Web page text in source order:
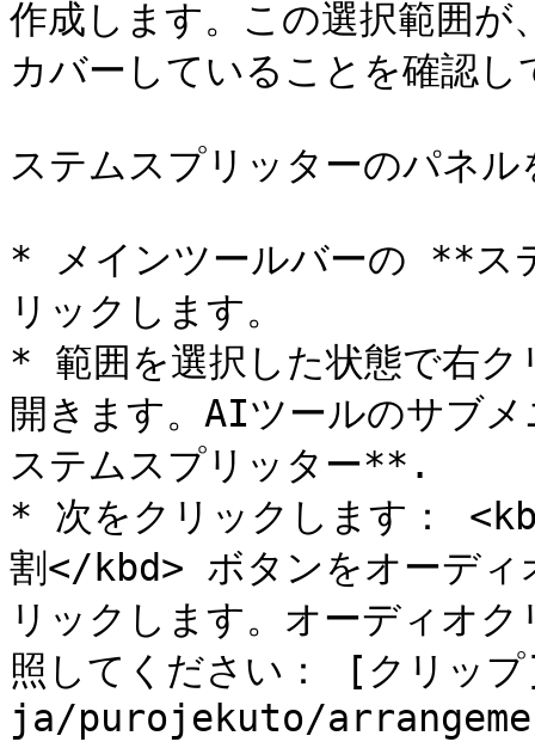
作成します。この選択範囲
カバーしていることを確認し
ステムスプリッターのパネ
* メインツールバーの **ス
リックします。
* 範囲を選択した状態で右ク
開きます。AIツールのサブ
ステムスプリッター**.
* 次をクリックします：
割</kbd> ボタンをオーディ
リックします。オーディオ
照してください： [クリ
ja/purojekuto/